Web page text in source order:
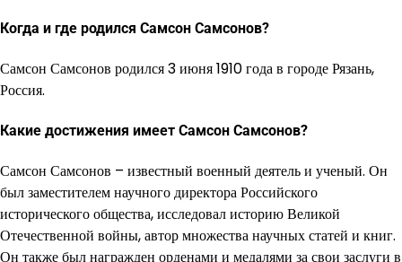
Когда и где родился Самсон Самсонов?
Самсон Самсонов родился 3 июня 1910 года в городе Рязань,
Россия.
Какие достижения имеет Самсон Самсонов?
Самсон Самсонов – известный военный деятель и ученый. Он
был заместителем научного директора Российского
исторического общества, исследовал историю Великой
Отечественной войны, автор множества научных статей и книг.
Он также был награжден орденами и медалями за свои заслуги в